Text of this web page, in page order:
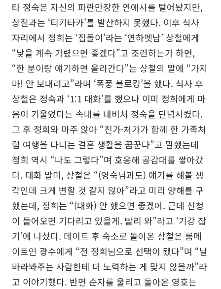
타 정숙은 자신의 파란만장한 연애사를 털어놨지만,
상철과는 ‘티키타카’를 발산하지 못했다. 이후 식사
자리에서 정희는 ‘집돌이’라는 ‘연하펫남’ 상철에게
“낯을 계속 가렸으면 좋겠다”고 조련하는가 하면,
“한 분이랑 얘기하면 올라간다”는 상철의 말에 “가지
마! 안 보내려고”라며 ‘폭풍 블로킹’을 했다. 식사 후
상철은 정숙과 ‘1:1 대화’를 했으나 이미 정희에게 마
음이 기울었다는 속내를 내비쳐 정숙을 단념시켰다.
그 후 정희와 마주 앉아 “친가·처가가 함께 한 가족처
럼 여행을 다니는 결혼 생활을 꿈꾼다”고 말했는데
정희 역시 “나도 그렇다”며 호응해 공감대를 쌓아갔
다. 대화 말미, 상철은 “(영숙님과도) 얘기를 해볼 생
각인데 크게 변할 것 같지 않아”라고 미리 양해를 구
했는데, 정희는 “(대화) 안 했으면 좋겠어. 근데 신청
이 들어오면 기다리고 있을게. 빨리 와”라고 ‘기강 잡
기’에 나섰다. 데이트 후 숙소로 돌아온 상철은 룸메
이트인 광수에게 “전 정희님으로 선택이 됐다”며 “날
바라봐주는 사람한테 더 노력하는 게 맞지 않을까”라
고 이야기했다. 반면 순자를 울리고 돌아온 영호는